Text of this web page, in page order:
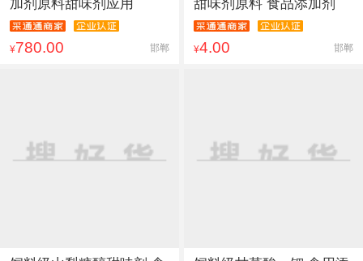
加剂原料甜味剂应用
¥780.00 邯郸
甜味剂原料 食品添加剂
¥4.00 邯郸